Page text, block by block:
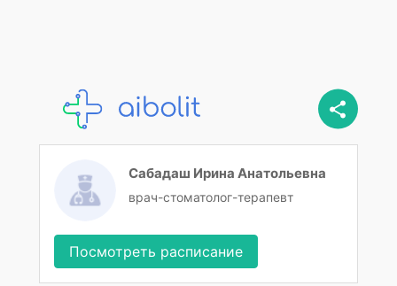
Сабадаш Ирина Анатольевна
врач-стоматолог-терапевт
Посмотреть расписание